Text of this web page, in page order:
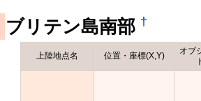
ブリテン島南部 †
上陸地点名 位置・座標(X,Y)
オブ